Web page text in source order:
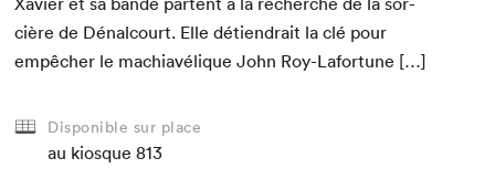
cière de Dénal­court. Elle détiendrait la clé pour
empêch­er le machi­avélique John Roy-Lafortune […]
Disponible sur place
au kiosque 813